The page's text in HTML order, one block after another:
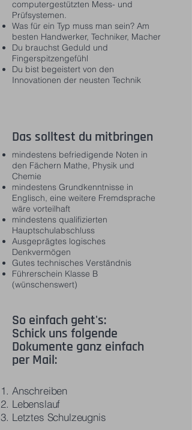
computergestützten Mess- und
Prüfsystemen.
Was für ein Typ muss man sein? Am
besten Handwerker, Techniker, Macher
Du brauchst Geduld und
Fingerspitzengefühl
Du bist begeistert von den
Innovationen der neusten Technik
Das solltest du mitbringen
mindestens befriedigende Noten in
den Fächern Mathe, Physik und
Chemie
mindestens Grundkenntnisse in
Englisch, eine weitere Fremdsprache
wäre vorteilhaft
mindestens qualifizierten
Hauptschulabschluss
Ausgeprägtes logisches
Denkvermögen
Gutes technisches Verständnis
Führerschein Klasse B
(wünschenswert)
So einfach geht's:
Schick uns folgende
Dokumente ganz einfach
per Mail:
Anschreiben
Lebenslauf
Letztes Schulzeugnis